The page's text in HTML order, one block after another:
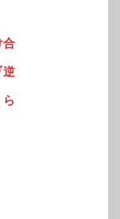
合
逆
ら